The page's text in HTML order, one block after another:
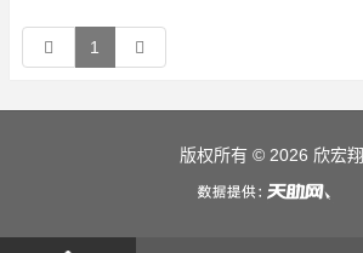
1
版权所有 © 2026 欣宏翔